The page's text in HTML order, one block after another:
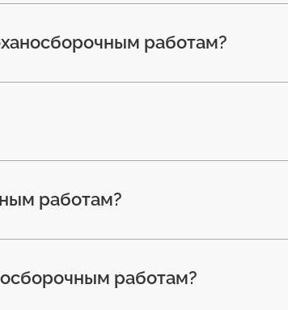
работам?
работам?
работам?